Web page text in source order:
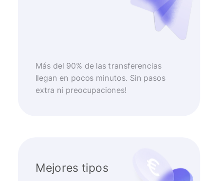
Más del 90% de las transferencias
llegan en pocos minutos. Sin pasos
extra ni preocupaciones!
Mejores tipos